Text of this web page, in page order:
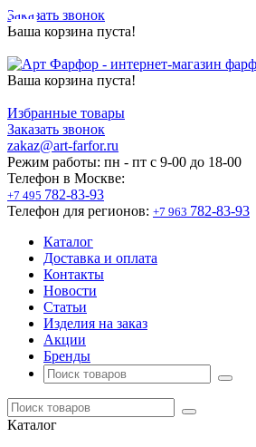
Заказать звонок
Ваша корзина пуста!
Ваша корзина пуста!
Избранные товары
Заказать звонок
zakaz@art-farfor.ru
Режим работы: пн - пт c 9-00 до 18-00
Телефон в Москве:
+7 495 782-83-93
Телефон для регионов: +7 963 782-83-93
Каталог
Доставка и оплата
Контакты
Новости
Статьи
Изделия на заказ
Акции
Бренды
Каталог